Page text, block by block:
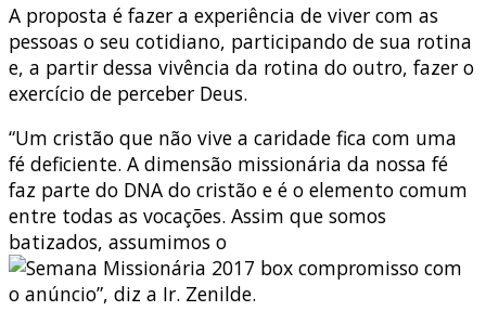
A proposta é fazer a experiência de viver com as
pessoas o seu cotidiano, participando de sua rotina
e, a partir dessa vivência da rotina do outro, fazer o
exercício de perceber Deus.
“Um cristão que não vive a caridade fica com uma
fé deficiente. A dimensão missionária da nossa fé
faz parte do DNA do cristão e é o elemento comum
entre todas as vocações. Assim que somos
batizados, assumimos o
compromisso com
o anúncio”, diz a Ir. Zenilde.